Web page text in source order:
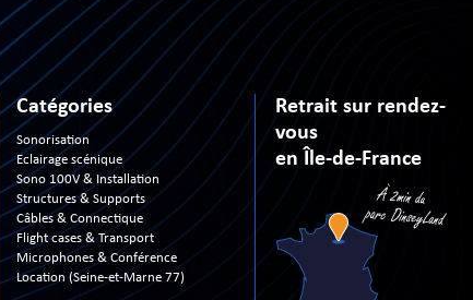
Catégories
Sonorisation
Eclairage scénique
Sono 100V & Installation
Structures & Supports
Câbles & Connectique
Flight cases & Transport
Microphones & Conférence
Location (Seine-et-Marne 77)
Retrait sur rendez-
vous
en Île-de-France